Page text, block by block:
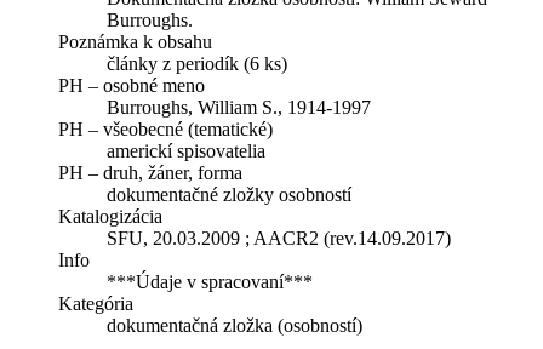
Burroughs.
Poznámka k obsahu
články z periodík (6 ks)
PH – osobné meno
Burroughs, William S., 1914-1997
PH – všeobecné (tematické)
americkí spisovatelia
PH – druh, žáner, forma
dokumentačné zložky osobností
Katalogizácia
SFU, 20.03.2009 ; AACR2 (rev.14.09.2017)
Info
***Údaje v spracovaní***
Kategória
dokumentačná zložka (osobností)